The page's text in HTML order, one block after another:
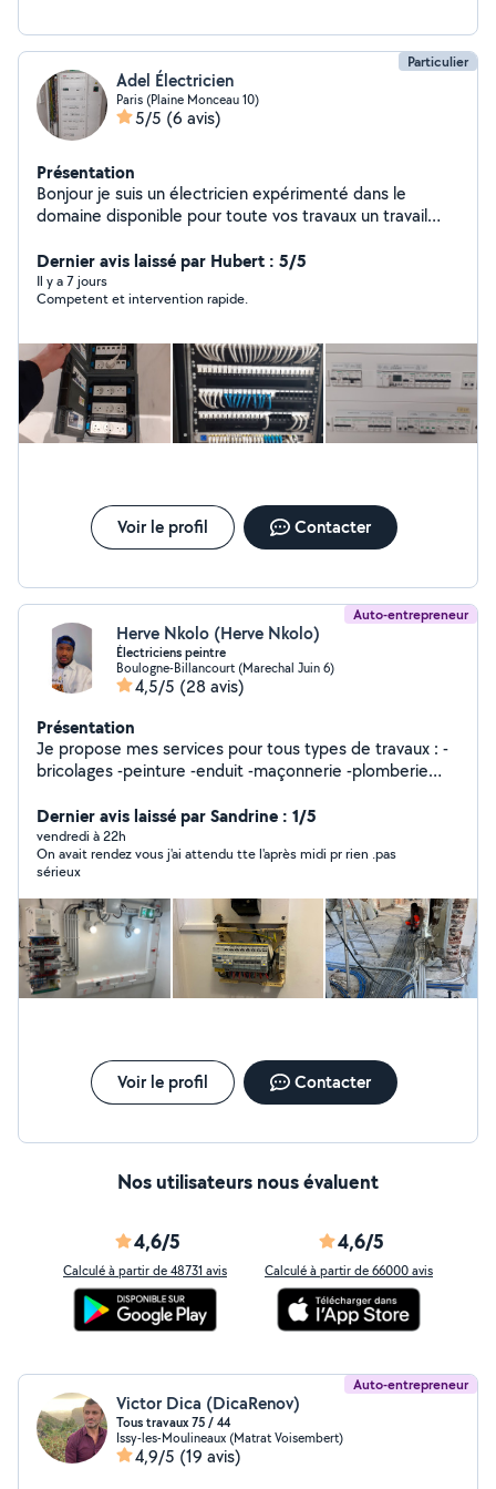
expérimentés Qualification QUALIFELEC Assurance
Particulier
Adel Électricien
Paris (Plaine Monceau 10)
5/5 (6 avis)
Présentation
Bonjour je suis un électricien expérimenté dans le
domaine disponible pour toute vos travaux un travail
Dernier avis laissé par Hubert : 5/5
Il y a 7 jours
Competent et intervention rapide.
Voir le profil Contacter
Auto-entrepreneur
Herve Nkolo (Herve Nkolo)
Électriciens peintre
Boulogne-Billancourt (Marechal Juin 6)
4,5/5 (28 avis)
Présentation
Je propose mes services pour tous types de travaux : -
bricolages -peinture -enduit -maçonnerie -plomberie
meubles -et petits dépannages. Sérieux, ponctuel et
polyvalent, je m'adapte à vos besoins. Mes expériences
professionnelles m'ont apportés le goût du travail bien
fait, la réactivité et la fiabilité. Hervé
Dernier avis laissé par Sandrine : 1/5
vendredi à 22h
On avait rendez vous j'ai attendu tte l'après midi pr rien .pas
sérieux
Voir le profil Contacter
Nos utilisateurs nous évaluent
4,6/5
Calculé à partir de 48731 avis
4,6/5
Calculé à partir de 66000 avis
Auto-entrepreneur
Victor Dica (DicaRenov)
Tous travaux 75 / 44
Issy-les-Moulineaux (Matrat Voisembert)
4,9/5 (19 avis)